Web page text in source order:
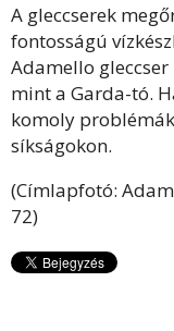
A gleccserek
fontosságú
Adamello
mint a Garda-tó.
komoly
síkságokon.
(Címlapfotó:
72)